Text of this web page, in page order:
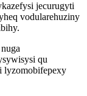
jecurugyti
vodularehuziny
qu
lyzomobifepexy